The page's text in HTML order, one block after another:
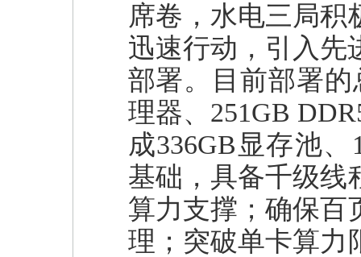
席卷，水电三局积
迅速行动，引入先
部署。目前部署的
理器、251GB
成336GB显存池
基础，具备千级线
算力支撑；确保百
理；突破单卡算力